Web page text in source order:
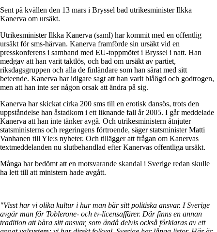
Sent på kvällen den 13 mars i Bryssel bad utrikesminister Ilkka
Kanerva om ursäkt.
Utrikesminister Ilkka Kanerva (saml) har kommit med en offentlig
ursäkt för sms-härvan. Kanerva framförde sin ursäkt vid en
presskonferens i samband med EU-toppmötet i Bryssel i natt. Han
medgav att han varit taktlös, och bad om ursäkt av partiet,
riksdagsgruppen och alla de finländare som han sårat med sitt
beteende. Kanerva har idigare sagt att han varit blåögd och godtrogen,
men att han inte ser någon orsak att ändra på sig.
Kanerva har skickat cirka 200 sms till en erotisk dansös, trots den
uppståndelse han åstadkom i ett liknande fall år 2005. I går meddelade
Kanerva att han inte tänker avgå. Och utrikesministern åtnjuter
statsministerns och regeringens förtroende, säger statsminister Matti
Vanhanen till Yle:s nyheter. Och tillägger att frågan om Kanervas
textmeddelanden nu slutbehandlad efter Kanervas offentliga ursäkt.
Många har bedömt att en motsvarande skandal i Sverige redan skulle
ha lett till att ministern hade avgått.
"Visst har vi olika kultur i hur man bär sitt politiska ansvar. I Sverige
avgår man för Toblerone- och tv-licensaffärer. Där finns en annan
tradition att bära sitt ansvar, som ändå delvis också förklaras av ett